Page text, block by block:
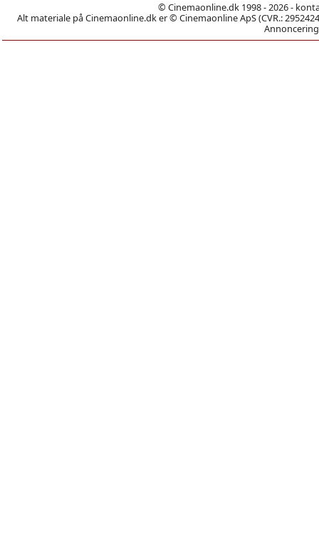
© Cinemaonline.dk 1998 - 2026 -
Alt materiale på Cinemaonline.dk er © Cinemaonline ApS (CVR.: